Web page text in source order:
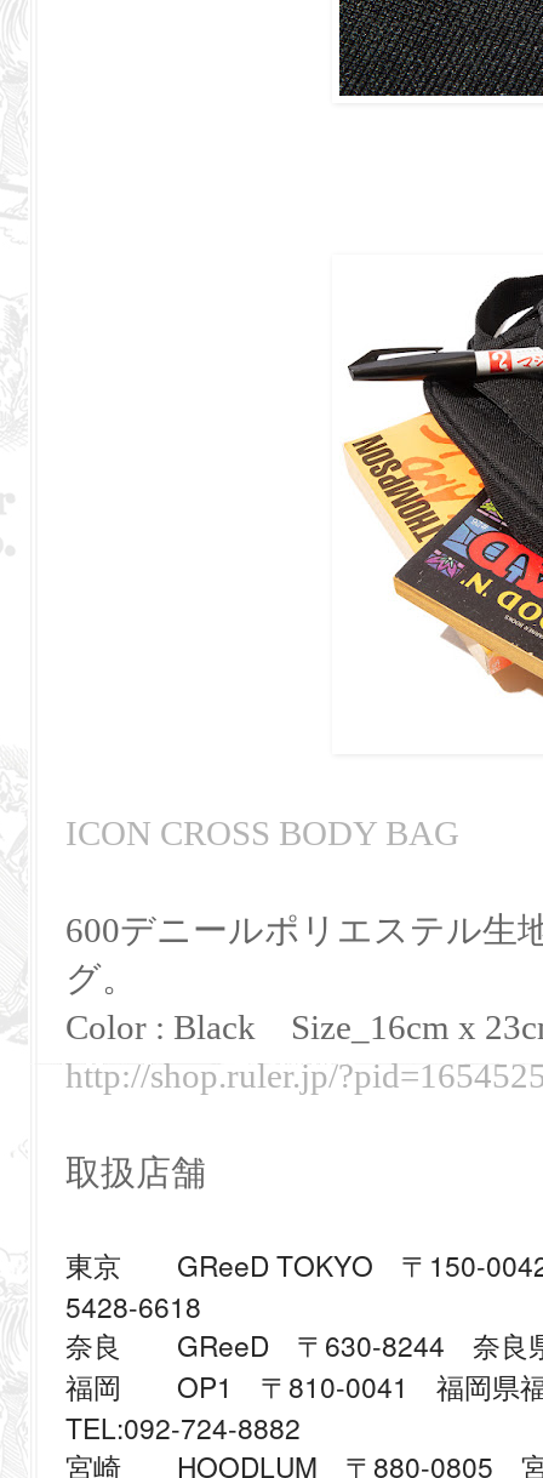
ICON CROSS BODY BAG
600デニールポリエステル生
グ。
Color : Black Size_16cm x
http://shop.ruler.jp/
取扱店舗
東京 GReeD TOKYO 〒 150-
5428-6618
奈良 GReeD 〒 630-8244 奈良
福岡 OP1 〒 810-0041 福岡県
TEL:092-724-8882
宮崎 HOODLUM 〒 880-0805